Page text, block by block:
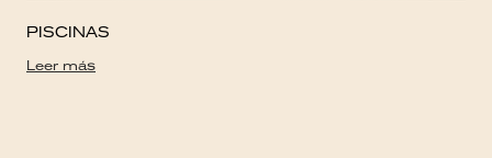
PISCINAS
Leer más